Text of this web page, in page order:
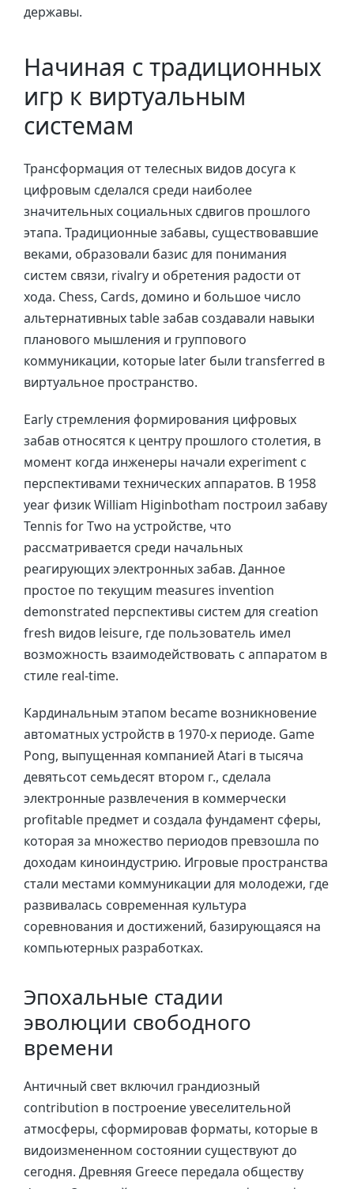
державы.
Начиная с традиционных
игр к виртуальным
системам
Трансформация от телесных видов досуга к
цифровым сделался среди наиболее
значительных социальных сдвигов прошлого
этапа. Традиционные забавы, существовавшие
веками, образовали базис для понимания
систем связи, rivalry и обретения радости от
хода. Chess, Cards, домино и большое число
альтернативных table забав создавали навыки
планового мышления и группового
коммуникации, которые later были transferred в
виртуальное пространство.
Early стремления формирования цифровых
забав относятся к центру прошлого столетия, в
момент когда инженеры начали experiment с
перспективами технических аппаратов. В 1958
year физик William Higinbotham построил забаву
Tennis for Two на устройстве, что
рассматривается среди начальных
реагирующих электронных забав. Данное
простое по текущим measures invention
demonstrated перспективы систем для creation
fresh видов leisure, где пользователь имел
возможность взаимодействовать с аппаратом в
стиле real-time.
Кардинальным этапом became возникновение
автоматных устройств в 1970-х периоде. Game
Pong, выпущенная компанией Atari в тысяча
девятьсот семьдесят втором г., сделала
электронные развлечения в коммерчески
profitable предмет и создала фундамент сферы,
которая за множество периодов превзошла по
доходам киноиндустрию. Игровые пространства
стали местами коммуникации для молодежи, где
развивалась современная культура
соревнования и достижений, базирующаяся на
компьютерных разработках.
Эпохальные стадии
эволюции свободного
времени
Античный свет включил грандиозный
contribution в построение увеселительной
атмосферы, сформировав форматы, которые в
видоизмененном состоянии существуют до
сегодня. Древняя Greece передала обществу